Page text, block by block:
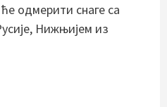
одмерити снаге са
Нижњијем из